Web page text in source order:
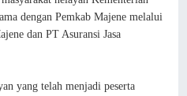
dengan Pemkab Majene melalui
dan PT Asuransi Jasa
yang telah menjadi peserta